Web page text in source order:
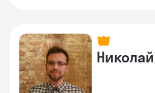
Николай